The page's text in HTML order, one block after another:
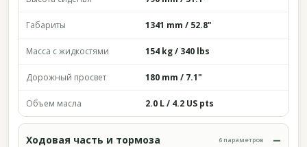
Габариты 1341 mm / 52.8"
Масса с жидкостями 154 kg / 340 lbs
Дорожный просвет 180 mm / 7.1"
Объем масла 2.0 L / 4.2 US pts
Ходовая часть и тормоза 6 параметров